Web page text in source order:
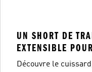
UN SHORT DE
EXTENSIBLE
Découvre le